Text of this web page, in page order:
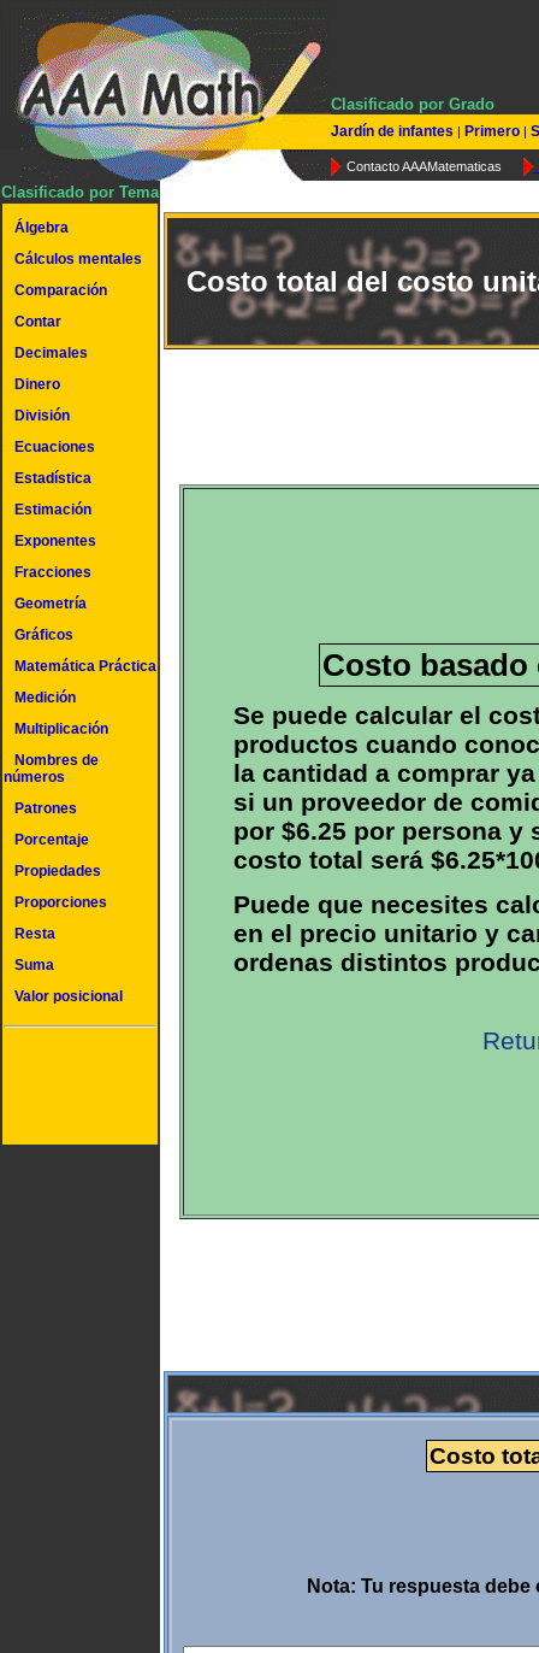
Clasificado por Grado
Jardín de infantes | Primero |
Contacto AAAMatematicas
Clasificado por Tema
Álgebra
Cálculos mentales
Comparación
Contar
Decimales
Dinero
División
Ecuaciones
Estadística
Estimación
Exponentes
Fracciones
Geometría
Gráficos
Matemática Práctica
Medición
Multiplicación
Nombres de
números
Patrones
Porcentaje
Propiedades
Proporciones
Resta
Suma
Valor posicional
Costo total del costo
Costo
Se puede calcular el
productos cuando
la cantidad a comprar
si un proveedor de
por $6.25 por persona y
costo total será
Puede que necesites
en el precio unitario y
ordenas distintos
Costo
Nota: Tu respuesta